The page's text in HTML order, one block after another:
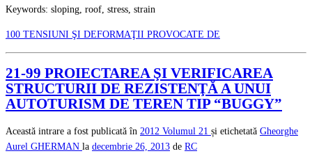
Keywords: sloping, roof, stress, strain
100 TENSIUNI ŞI DEFORMAŢII PROVOCATE DE
21-99 PROIECTAREA ŞI VERIFICAREA
STRUCTURII DE REZISTENŢĂ A UNUI
AUTOTURISM DE TEREN TIP “BUGGY”
Această intrare a fost publicată în 2012 Volumul 21 și etichetată Gheorghe
Aurel GHERMAN la decembrie 26, 2013 de RC